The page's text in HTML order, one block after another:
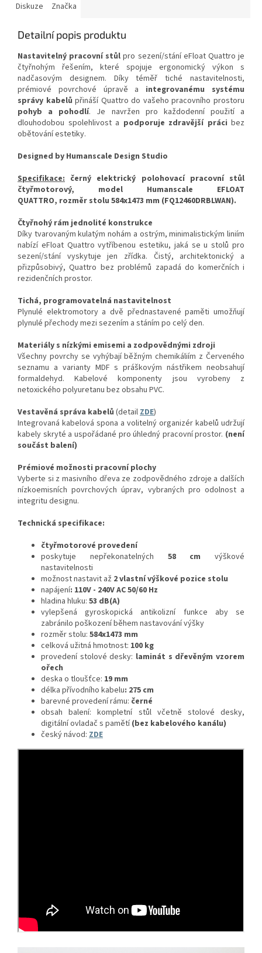
Diskuze
Značka
Detailní popis produktu
Nastavitelný pracovní stůl pro sezení/stání eFloat Quattro je
čtyřnohým řešením, které spojuje ergonomický výkon s
nadčasovým designem.
Díky téměř tiché nastavitelnosti,
prémiové povrchové úpravě a integrovanému systému
správy kabelů přináší Quattro do vašeho pracovního prostoru
pohyb a pohodlí. Je navržen pro každodenní použití a
dlouhodobou spolehlivost a podporuje zdravější práci bez
obětování estetiky.
Designed by Humanscale Design Studio
Specifikace: černý elektrický polohovací pracovní stůl
čtyřmotorový, model Humanscale EFLOAT
QUATTRO, rozměr stolu 584x1473 mm (FQ12460DRBLWAN).
Čtyřnohý rám jednolité konstrukce
Díky tvarovaným kulatým nohám a ostrým, minimalistickým liniím
nabízí eFloat Quattro vytříbenou estetiku, jaká se u stolů pro
sezení/stání vyskytuje jen zřídka. Čistý, architektonický a
přizpůsobivý, Quattro bez problémů zapadá do komerčních i
rezidenčních prostor.
Tichá, programovatelná nastavitelnost
Plynulé elektromotory a dvě přednastavené paměti umožňují
plynulé přechody mezi sezením a stáním po celý den.
Materiály s nízkými emisemi a zodpovědnými zdroji
Všechny povrchy se vyhýbají běžným chemikáliím z Červeného
seznamu a varianty MDF s práškovým nástřikem neobsahují
formaldehyd.Kabelové komponenty jsou vyrobeny z
netoxického polyuretanu bez obsahu PVC.
Vestavěná správa kabelů (detailZDE)
Integrovaná kabelová spona a volitelný organizér kabelů udržují
kabely skryté a uspořádané pro úhledný pracovní prostor. (není
součást balení)
Prémiové možnosti pracovní plochy
Vyberte si z masivního dřeva ze zodpovědného zdroje a dalších
nízkoemisních povrchových úprav, vybraných pro odolnost a
integritu designu.
Technická specifikace:
čtyřmotorové provedení
poskytuje nepřekonatelných 58 cm výškové
nastavitelnosti
možnost nastavit až 2 vlastní výškové pozice stolu
napájení: 110V - 240V AC 50/60 Hz
hladina hluku: 53 dB(A)
vylepšená gyroskopická antikolizní funkce aby se
zabránilo poškození během nastavování výšky
rozměr stolu: 584x1473 mm
celková užitná hmotnost: 100 kg
provedení stolové desky: laminát s dřevěným vzorem
ořech
deska o tloušťce: 19 mm
délka přívodního kabelu: 275 cm
barevné provedení rámu: černé
obsah balení:kompletní stůl včetně stolové desky,
digitální ovladač s pamětí(bez kabelového kanálu)
český návod: ZDE